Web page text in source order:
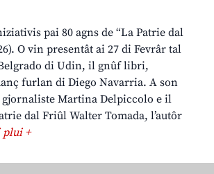
pai 80 agns de “La Patrie dal
O vin presentât ai 27 di Fevrâr tal
di Udin, il gnûf libri,
furlan di Diego Navarria. A son
Martina Delpiccolo e il
dal Friûl Walter Tomada, l’autôr
+